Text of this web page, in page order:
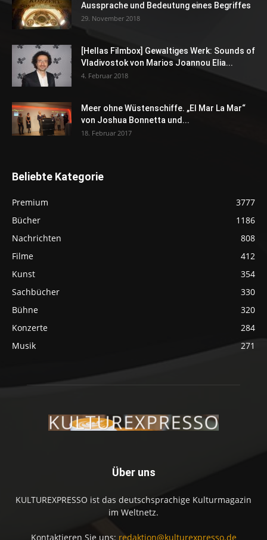
Aussprache und Bedeutung eines Begriffes
29. November 2018
[Hellas Filmbox] Gewaltiges Werk: Sounds of
Vladivostok von Marios Joannou Elia...
4. Februar 2018
Meer ohne Wüstenschiffe. „El Mar La Mar“
von Joshua Bonnetta und...
18. Februar 2017
Beliebte Kategorie
Premium
3777
Bücher
1186
Nachrichten
808
Filme
412
Kunst
354
Sachbücher
330
Bühne
320
Konzerte
284
Musik
271
Über uns
KULTUREXPRESSO ist das deutschsprachige Kulturmagazin
im Weltnetz.
Kontaktieren Sie uns: redaktion@kulturexpresso.de